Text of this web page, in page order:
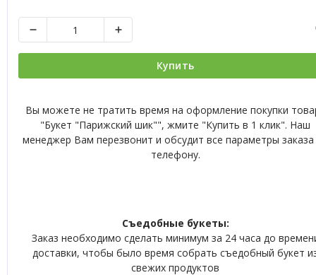
Купить
Вы можете не тратить время на оформление покупки
"Букет "Парижский шик"", жмите "Купить в 1 клик". Наш
менеджер Вам перезвонит и обсудит все параметры
телефону.
Съедобные букеты:
Заказ необходимо сделать минимум за 24 часа до
доставки, чтобы было время собрать съедобный букет
свежих продуктов